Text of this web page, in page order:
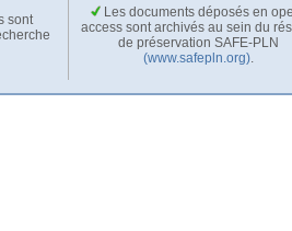
sont
Les documents déposés en
access sont archivés au sein du
de préservation SAFE-PLN
(www.safepln.org).